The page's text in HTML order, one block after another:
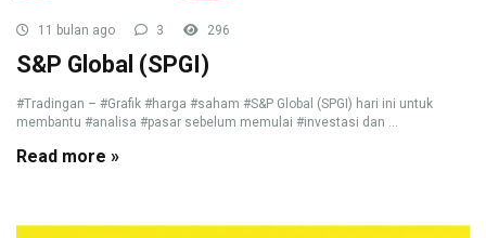
11 bulan ago 3 296
S&P Global (SPGI)
#Tradingan – #Grafik #harga #saham #S&P Global (SPGI) hari ini untuk
membantu #analisa #pasar sebelum memulai #investasi dan ...
Read more »